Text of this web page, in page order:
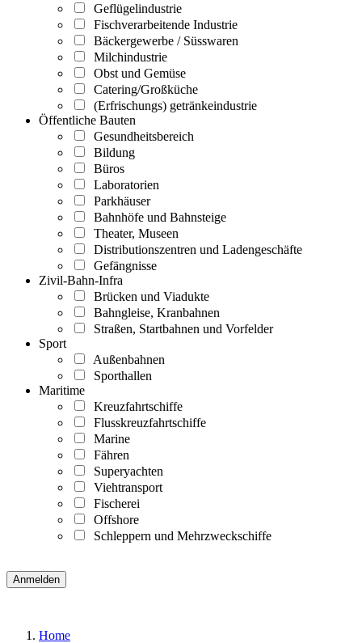
Geflügelindustrie
Fischverarbeitende Industrie
Bäckergewerbe / Süsswaren
Milchindustrie
Obst und Gemüse
Catering/Großküche
(Erfrischungs) getränkeindustrie
Öffentliche Bauten
Gesundheitsbereich
Bildung
Büros
Laboratorien
Parkhäuser
Bahnhöfe und Bahnsteige
Theater, Museen
Distributionszentren und Ladengeschäfte
Gefängnisse
Zivil-Bahn-Infra
Brücken und Viadukte
Bahngleise, Kranbahnen
Straßen, Startbahnen und Vorfelder
Sport
Außenbahnen
Sporthallen
Maritime
Kreuzfahrtschiffe
Flusskreuzfahrtschiffe
Marine
Fähren
Superyachten
Viehtransport
Fischerei
Offshore
Schleppern und Mehrzweckschiffe
Home